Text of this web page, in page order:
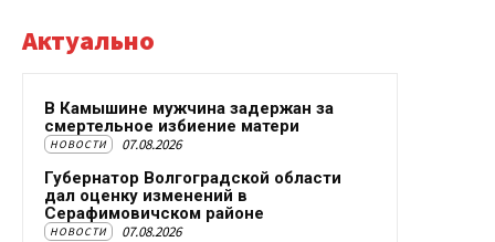
Актуально
В Камышине мужчина задержан за
смертельное избиение матери
НОВОСТИ 07.08.2026
Губернатор Волгоградской области
дал оценку изменений в
Серафимовичском районе
НОВОСТИ 07.08.2026